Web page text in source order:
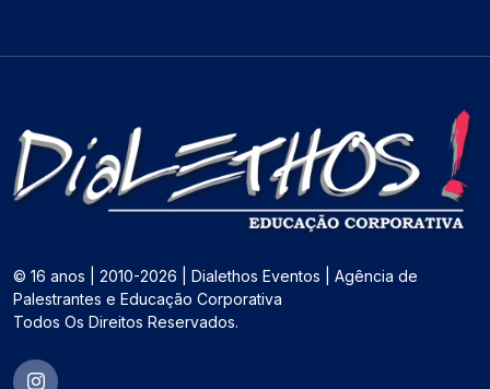
© 16 anos | 2010-2026 | Dialethos Eventos | Agência de
Palestrantes e Educação Corporativa
Todos Os Direitos Reservados.